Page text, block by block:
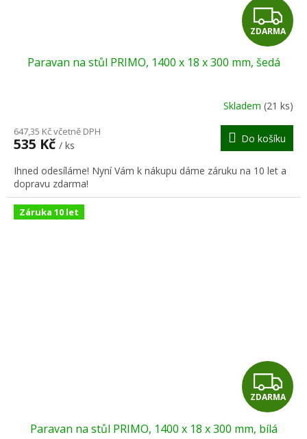
Z
D
R
M
A
ZDARMA
Paravan na stůl PRIMO, 1400 x 18 x 300 mm, šedá
Skladem (21 ks)
647,35 Kč včetně DPH
535 Kč / ks
Do košíku
Ihned odesíláme! Nyní Vám k nákupu dáme záruku na 10 let a
dopravu zdarma!
Záruka 10 let
Z
D
ZDARMA
Paravan na stůl PRIMO, 1400 x 18 x 300 mm, bílá